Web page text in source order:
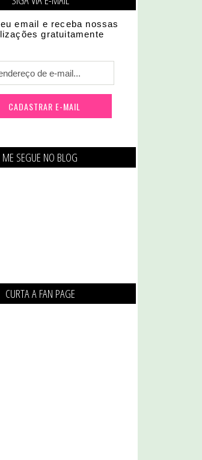
email e receba nossas
gratuitamente
ME SEGUE NO BLOG
CURTA A FAN PAGE